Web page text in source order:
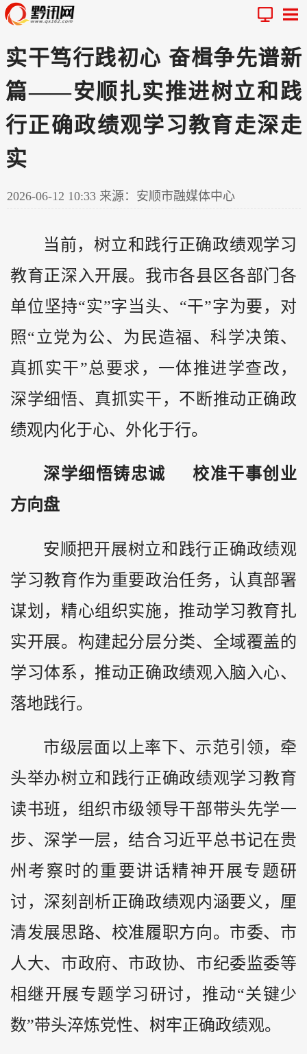
实干笃行践初心 奋楫争先谱新
篇——安顺扎实推进树立和践
行正确政绩观学习教育走深走
实
2026-06-12 10:33 来源：安顺市融媒体中心
当前，树立和践行正确政绩观学习
教育正深入开展。我市各县区各部门各
单位坚持“实”字当头、“干”字为要，对
照“立党为公、为民造福、科学决策、
真抓实干”总要求，一体推进学查改，
深学细悟、真抓实干，不断推动正确政
绩观内化于心、外化于行。
深学细悟铸忠诚 校准干事创业
方向盘
安顺把开展树立和践行正确政绩观
学习教育作为重要政治任务，认真部署
谋划，精心组织实施，推动学习教育扎
实开展。构建起分层分类、全域覆盖的
学习体系，推动正确政绩观入脑入心、
落地践行。
市级层面以上率下、示范引领，牵
头举办树立和践行正确政绩观学习教育
读书班，组织市级领导干部带头先学一
步、深学一层，结合习近平总书记在贵
州 考察时的重要讲话精神开展专题研
讨，深刻剖析正确政绩观内涵要义，厘
清发展思路、校准履职方向。市委、市
人大、市政府、市政协、市纪委监委等
相继开展专题学习研讨，推动“关键少
数”带头淬炼党性、树牢正确政绩观。